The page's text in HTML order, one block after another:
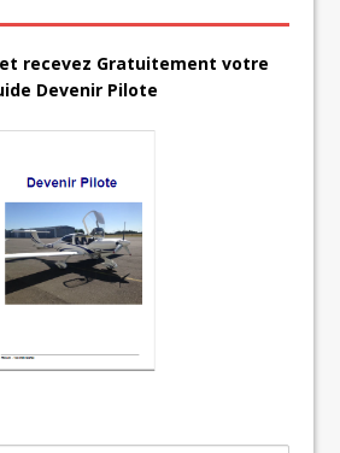
recevez Gratuitement votre
Devenir Pilote